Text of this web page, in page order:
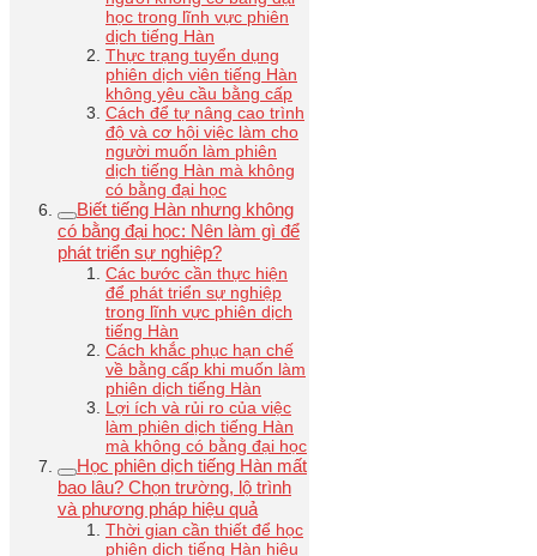
học trong lĩnh vực phiên
dịch tiếng Hàn
Thực trạng tuyển dụng
phiên dịch viên tiếng Hàn
không yêu cầu bằng cấp
Cách để tự nâng cao trình
độ và cơ hội việc làm cho
người muốn làm phiên
dịch tiếng Hàn mà không
có bằng đại học
Biết tiếng Hàn nhưng không
có bằng đại học: Nên làm gì để
phát triển sự nghiệp?
Các bước cần thực hiện
để phát triển sự nghiệp
trong lĩnh vực phiên dịch
tiếng Hàn
Cách khắc phục hạn chế
về bằng cấp khi muốn làm
phiên dịch tiếng Hàn
Lợi ích và rủi ro của việc
làm phiên dịch tiếng Hàn
mà không có bằng đại học
Học phiên dịch tiếng Hàn mất
bao lâu? Chọn trường, lộ trình
và phương pháp hiệu quả
Thời gian cần thiết để học
phiên dịch tiếng Hàn hiệu